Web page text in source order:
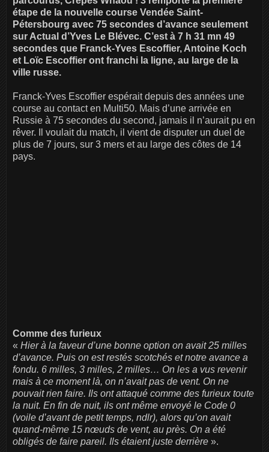
étape de la nouvelle course Vendée Saint-
Pétersbourg avec 75 secondes d’avance seulement
sur Actual d’Yves Le Blévec. C’est à 7 h 31 mn 49
secondes que Franck-Yves Escoffier, Antoine Koch
et Loïc Escoffier ont franchi la ligne, au large de la
ville russe.
Franck-Yves Escoffier espérait depuis des années une
course au contact en Multi50. Mais d’une arrivée en
Russie à 75 secondes du second, jamais il n’aurait pu en
rêver. Il voulait du match, il vient de disputer un duel de
plus de 7 jours, sur 3 mers et au large des côtes de 14
pays.
Comme des furieux
« Hier à la faveur d’une bonne option on avait 25 milles
d’avance. Puis on est restés scotchés et notre avance a
fondu. 6 milles, 3 milles, 2 milles… On les a vus revenir
mais à ce moment là, on n’avait pas de vent. On ne
pouvait rien faire. Ils ont attaqué comme des furieux toute
la nuit. En fin de nuit, ils ont même envoyé le Code 0
(voile d’avant de petit temps, ndlr), alors qu’on avait
quand-même 15 nœuds de vent, au près. On a été
obligés de faire pareil. Ils étaient juste derrière ».